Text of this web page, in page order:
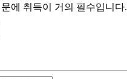
에 취득이 거의 필수입니다.